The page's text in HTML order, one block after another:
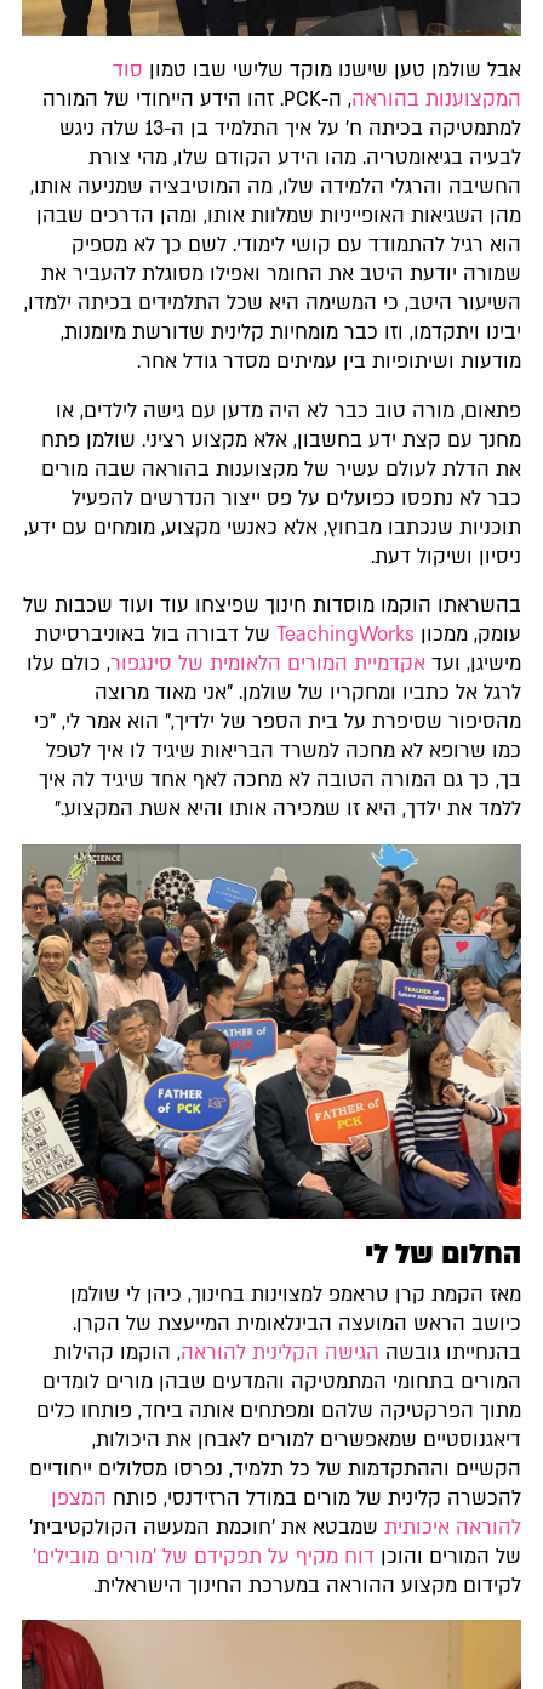
אבל שולמן טען שישנו מוקד שלישי שבו טמון סוד
המקצוענות בהוראה
, ה-PCK. זהו הידע הייחודי של המורה
למתמטיקה בכיתה ח' על איך התלמיד בן ה-13 שלה ניגש
לבעיה בגיאומטריה. מהו הידע הקודם שלו, מהי צורת
החשיבה והרגלי הלמידה שלו, מה המוטיבציה שמניעה אותו,
מהן השגיאות האופייניות שמלוות אותו, ומהן הדרכים שבהן
הוא רגיל להתמודד עם קושי לימודי. לשם כך לא מספיק
שמורה יודעת היטב את החומר ואפילו מסוגלת להעביר את
השיעור היטב, כי המשימה היא שכל התלמידים בכיתה ילמדו,
יבינו ויתקדמו, וזו כבר מומחיות קלינית שדורשת מיומנות,
מודעות ושיתופיות בין עמיתים מסדר גודל אחר.
פתאום, מורה טוב כבר לא היה מדען עם גישה לילדים, או
מחנך עם קצת ידע בחשבון, אלא מקצוע רציני. שולמן פתח
את הדלת לעולם עשיר של מקצוענות בהוראה שבה מורים
כבר לא נתפסו כפועלים על פס ייצור הנדרשים להפעיל
תוכניות שנכתבו מבחוץ, אלא כאנשי מקצוע, מומחים עם ידע,
ניסיון ושיקול דעת.
בהשראתו הוקמו מוסדות חינוך שפיצחו עוד ועוד שכבות של
עומק, ממכון TeachingWorksשל דבורה בול באוניברסיטת
מישיגן, ועד אקדמיית המורים הלאומית של סינגפור, כולם עלו
לרגל אל כתביו ומחקריו של שולמן. "אני מאוד מרוצה
מהסיפור שסיפרת על בית הספר של ילדיך," הוא אמר לי, "כי
כמו שרופא לא מחכה למשרד הבריאות שיגיד לו איך לטפל
בך, כך גם המורה הטובה לא מחכה לאף אחד שיגיד לה איך
ללמד את ילדך, היא זו שמכירה אותו והיא אשת המקצוע."
החלום של לי
מאז הקמת קרן טראמפ למצוינות בחינוך, כיהן לי שולמן
כיושב הראש המועצה הבינלאומית המייעצת של הקרן.
בהנחייתו גובשה הגישה הקלינית להוראה, הוקמו קהילות
המורים בתחומי המתמטיקה והמדעים שבהן מורים לומדים
מתוך הפרקטיקה שלהם ומפתחים אותה ביחד, פותחו כלים
דיאגנוסטיים שמאפשרים למורים לאבחן את היכולות,
הקשיים וההתקדמות של כל תלמיד, נפרסו מסלולים ייחודיים
להכשרה קלינית של מורים במודל הרזידנסי, פותח המצפן
להוראה איכותיתשמבטא את 'חוכמת המעשה הקולקטיבית'
של המורים והוכן דוח מקיף על תפקידם של 'מורים מובילים'
לקידום מקצוע ההוראה במערכת החינוך הישראלית.